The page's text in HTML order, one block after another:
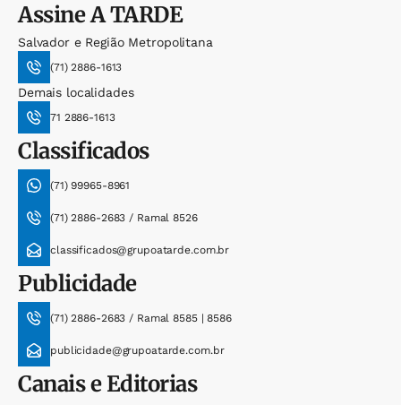
AssineA TARDE
Salvador e Região Metropolitana
(71) 2886-1613
Demais localidades
71 2886-1613
Classificados
(71) 99965-8961
(71) 2886-2683 / Ramal 8526
classificados@grupoatarde.com.br
Publicidade
(71) 2886-2683 / Ramal 8585 | 8586
publicidade@grupoatarde.com.br
Canais e Editorias